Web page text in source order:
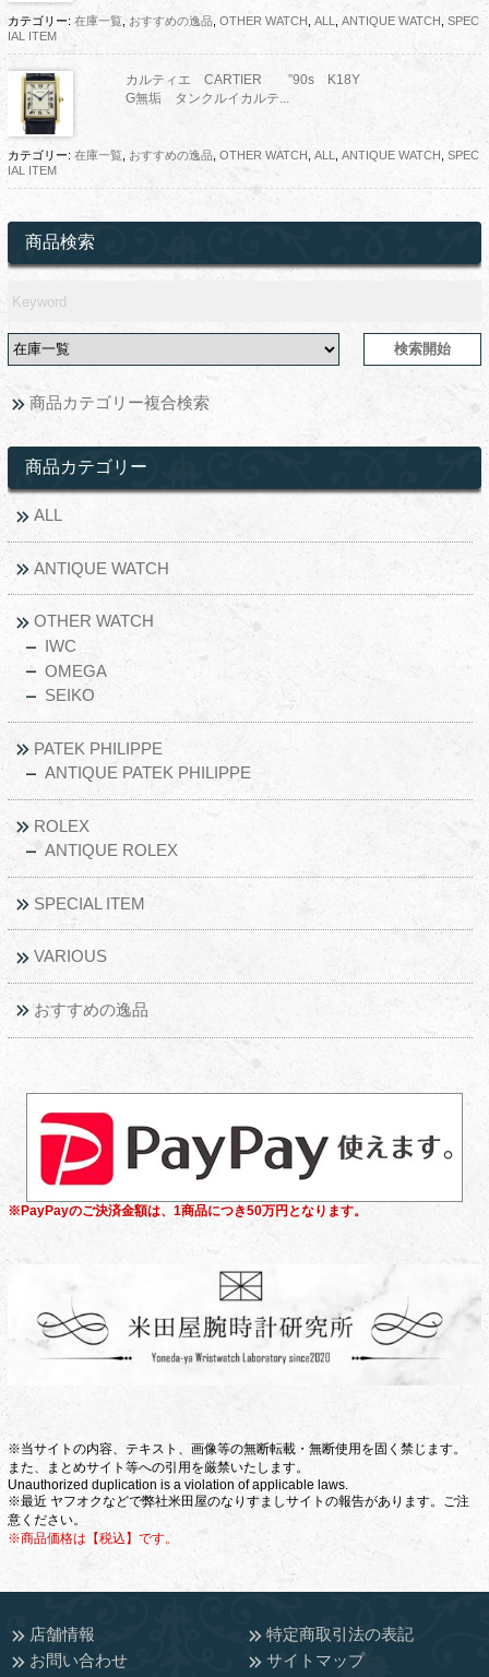
カテゴリー: 在庫一覧, おすすめの逸品, OTHER WATCH , ALL, ANTIQUE WATCH , SPEC
IAL ITEM
カルティエ CARTIER ”90s K18Y
G無垢 タンクルイカルテ...
カテゴリー: 在庫一覧, おすすめの逸品, OTHER WATCH , ALL, ANTIQUE WATCH , SPEC
IAL ITEM
商品検索
商品カテゴリー複合検索
商品カテゴリー
ALL
ANTIQUE WATCH
OTHER WATCH
IWC
OMEGA
SEIKO
PATEK PHILIPPE
ANTIQUE PATEK PHILIPPE
ROLEX
ANTIQUE ROLEX
SPECIAL ITEM
VARIOUS
おすすめの逸品
※PayPayのご決済金額は、1商品につき50万円となります。
※当サイトの内容、テキスト、画像等の無断転載・無断使用を固く禁じます。
また、まとめサイト等への引用を厳禁いたします。
Unauthorized duplication is a violation of applicable laws.
※最近 ヤフオクなどで弊社米田屋のなりすましサイトの報告があります。ご注
意ください。
※商品価格は【税込】です。
店舗情報
特定商取引法の表記
お問い合わせ
サイトマップ